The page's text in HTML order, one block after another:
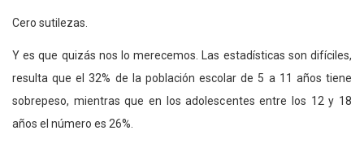
Cero sutilezas.
Y es que quizás nos lo merecemos. Las estadísticas son difíciles,
resulta que el 32% de la población escolar de 5 a 11 años tiene
sobrepeso, mientras que en los adolescentes entre los 12 y 18
años el número es 26%.